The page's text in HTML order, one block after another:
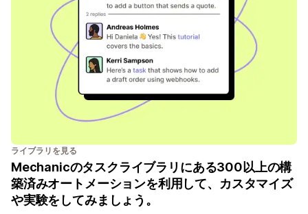
ライブラリを見る
Mechanicのタスクライブラリにある300以上の構
築済みオートメーションを利用して、カスタマイズ
や実験をしてみましょう。